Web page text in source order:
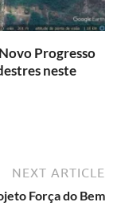
Progresso
neste
NEXT ARTICLE
Força do Bem